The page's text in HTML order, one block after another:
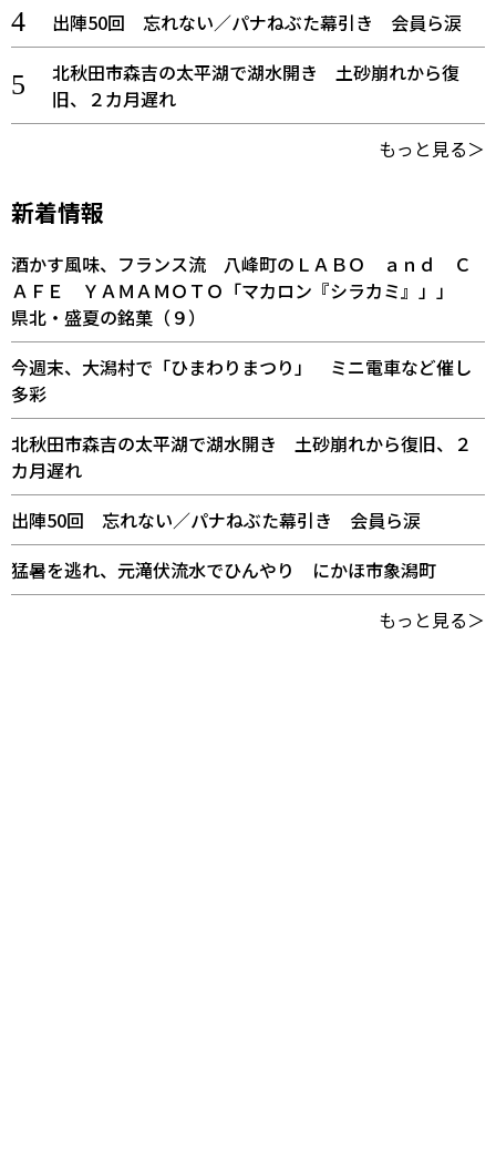
出陣50回 忘れない／パナねぶた幕引き 会員ら涙
北秋田市森吉の太平湖で湖水開き 土砂崩れから復
旧、２カ月遅れ
もっと見る＞
新着情報
酒かす風味、フランス流 八峰町のＬＡＢＯ ａｎｄ Ｃ
ＡＦＥ ＹＡＭＡＭＯＴＯ「マカロン『シラカミ』」」
県北・盛夏の銘菓（９）
今週末、大潟村で「ひまわりまつり」 ミニ電車など催し
多彩
北秋田市森吉の太平湖で湖水開き 土砂崩れから復旧、２
カ月遅れ
出陣50回 忘れない／パナねぶた幕引き 会員ら涙
猛暑を逃れ、元滝伏流水でひんやり にかほ市象潟町
もっと見る＞